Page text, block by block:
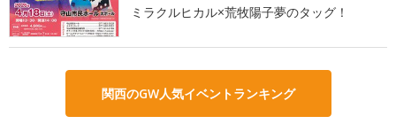
ミラクルヒカル×荒牧陽子夢のタッグ！
関西のGW人気イベントランキング